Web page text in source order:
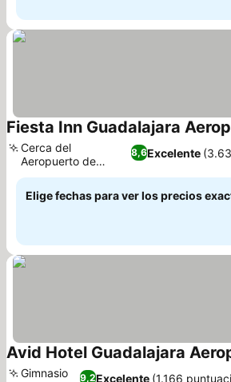
Fiesta Inn Guadalajara
8,6Excelente
Cerca del
Aeropuerto de
Guadalajara
Elige fechas para ver los precios
Avid Hotel Guadalajara
9,2Excelente (1.166
Gimnasio